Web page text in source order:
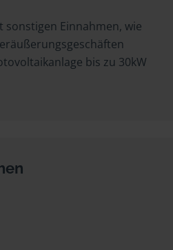
Einnahmen, wie
bis zu 30kW